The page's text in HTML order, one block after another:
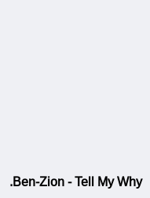
Ben-Zion - Tell My Why.